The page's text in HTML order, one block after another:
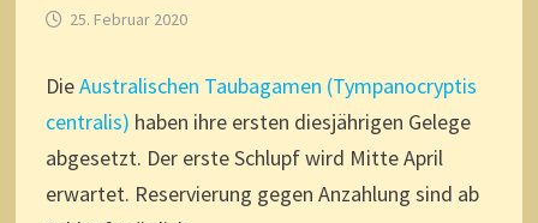
25. Februar 2020
DieAustralischen Taubagamen (Tympanocryptis
centralis) haben ihre ersten diesjährigen Gelege
abgesetzt. Der erste Schlupf wird Mitte April
erwartet. Reservierung gegen Anzahlung sind ab